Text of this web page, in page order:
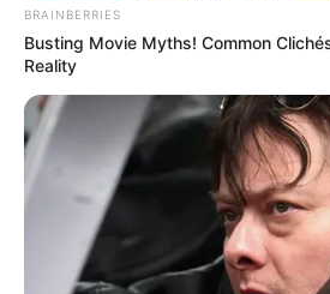
BRAINBERRIES
Busting Movie Myths! Common
Reality